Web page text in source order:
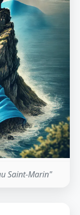
Saint-Marin"